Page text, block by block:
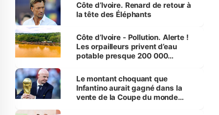
Côte d’Ivoire. Renard de retour à
la tête des Éléphants
Côte d’Ivoire - Pollution. Alerte !
Les orpailleurs privent d’eau
potable presque 200 000
Le montant choquant que
Infantino aurait gagné dans la
vente de la Coupe du monde